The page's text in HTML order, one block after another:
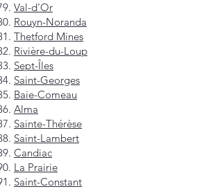
Val-d'Or
Rouyn-Noranda
Thetford Mines
Rivière-du-Loup
Sept-Îles
Saint-Georges
Baie-Comeau
Alma
Sainte-Thérèse
Saint-Lambert
Candiac
La Prairie
Saint-Constant